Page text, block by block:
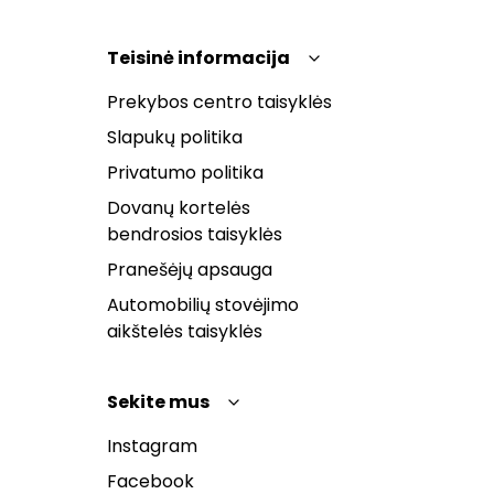
Teisinė informacija
Prekybos centro taisyklės
Slapukų politika
Privatumo politika
Dovanų kortelės
bendrosios taisyklės
Pranešėjų apsauga
Automobilių stovėjimo
aikštelės taisyklės
Sekite mus
Instagram
Facebook